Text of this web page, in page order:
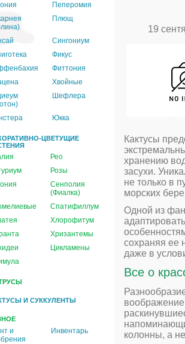
Пеперомия
Плющ
Сингониум
Фикус
Фиттония
Хвойные
Шефлера
Юкка
ЦВЕТУЩИЕ
Рео
Розы
Сенполия
(Фиалка)
Спатифиллум
Хлорофитум
Хризантемы
Цикламены
И СУККУЛЕНТЫ
и
Инвентарь
19
Кактусы
хранению
засухи.
не только в
морских
Одной из
сохраняя ее
даже в
Все о
колонны, а